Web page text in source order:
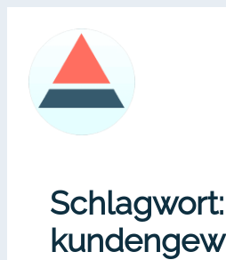
springen
Schlagwort: